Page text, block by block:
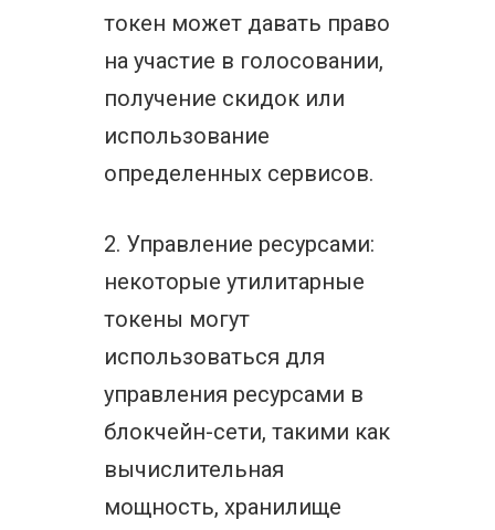
токен может давать право
на участие в голосовании,
получение скидок или
использование
определенных сервисов.
2. Управление ресурсами:
некоторые утилитарные
токены могут
использоваться для
управления ресурсами в
блокчейн-сети, такими как
вычислительная
мощность, хранилище